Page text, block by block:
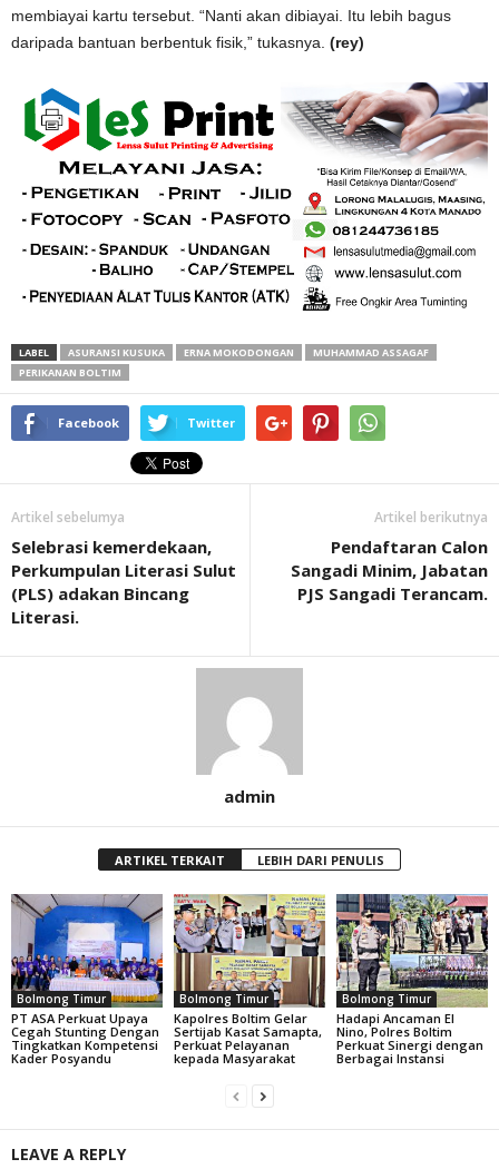
membiayai kartu tersebut. “Nanti akan dibiayai. Itu lebih bagus
daripada bantuan berbentuk fisik,” tukasnya. (rey)
LABEL ASURANSI KUSUKA ERNA MOKODONGAN
MUHAMMAD ASSAGAF
PERIKANAN BOLTIM
Facebook Twitter
Artikel sebelumya
Selebrasi kemerdekaan,
Perkumpulan Literasi Sulut
(PLS) adakan Bincang
Literasi.
Artikel berikutnya
Pendaftaran Calon
Sangadi Minim, Jabatan
PJS Sangadi Terancam.
admin
ARTIKEL TERKAIT LEBIH DARI PENULIS
Bolmong Timur
PT ASA Perkuat Upaya
Cegah Stunting Dengan
Tingkatkan Kompetensi
Kader Posyandu
Bolmong Timur
Kapolres Boltim Gelar
Sertijab Kasat Samapta,
Perkuat Pelayanan
kepada Masyarakat
Bolmong Timur
Hadapi Ancaman El
Nino, Polres Boltim
Perkuat Sinergi dengan
Berbagai Instansi
LEAVE A REPLY